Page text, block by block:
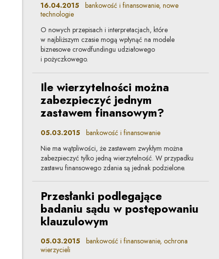
16.04.2015 bankowość i finansowanie, nowe
technologie
O nowych przepisach i interpretacjach, które
w najbliższym czasie mogą wpłynąć na modele
biznesowe crowdfundingu udziałowego
i pożyczkowego.
Ile wierzytelności można
zabezpieczyć jednym
zastawem finansowym?
05.03.2015 bankowość i finansowanie
Nie ma wątpliwości, że zastawem zwykłym można
zabezpieczyć tylko jedną wierzytelność. W przypadku
zastawu finansowego zdania są jednak podzielone.
Przesłanki podlegające
badaniu sądu w postępowaniu
klauzulowym
05.03.2015 bankowość i finansowanie, ochrona
wierzycieli